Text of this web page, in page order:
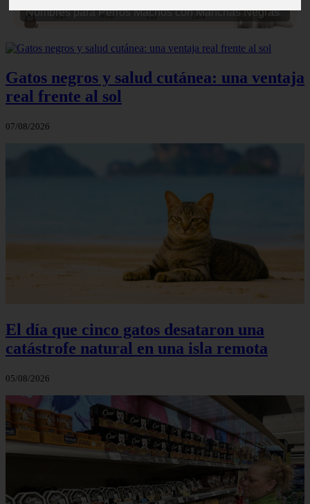
Nombres para Perros Machos con Manchas Negras
Gatos negros y salud cutánea: una ventaja
real frente al sol
07/08/2026
El día que cinco gatos desataron una
catástrofe natural en una isla remota
05/08/2026